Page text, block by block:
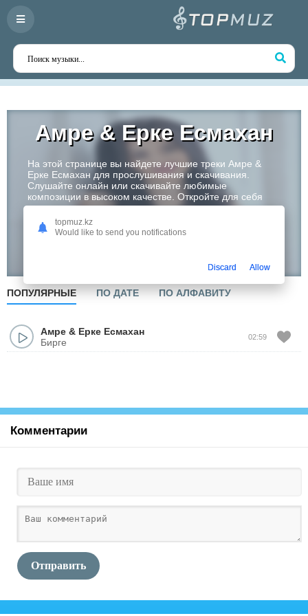
Амре & Ерке Есмахан
На этой странице вы найдете лучшие треки Амре &
Ерке Есмахан для прослушивания и скачивания.
Слушайте онлайн или скачивайте любимые
композиции в высоком качестве. Откройте для себя
творчество одного из самых перспективных артистов
Казахстана!
ПОПУЛЯРНЫЕ ПО ДАТЕ ПО АЛФАВИТУ
Амре & Ерке Есмахан
Бирге
02:59
Комментарии
Отправить
topmuz.kz
Would like to send you notifications
Discard Allow